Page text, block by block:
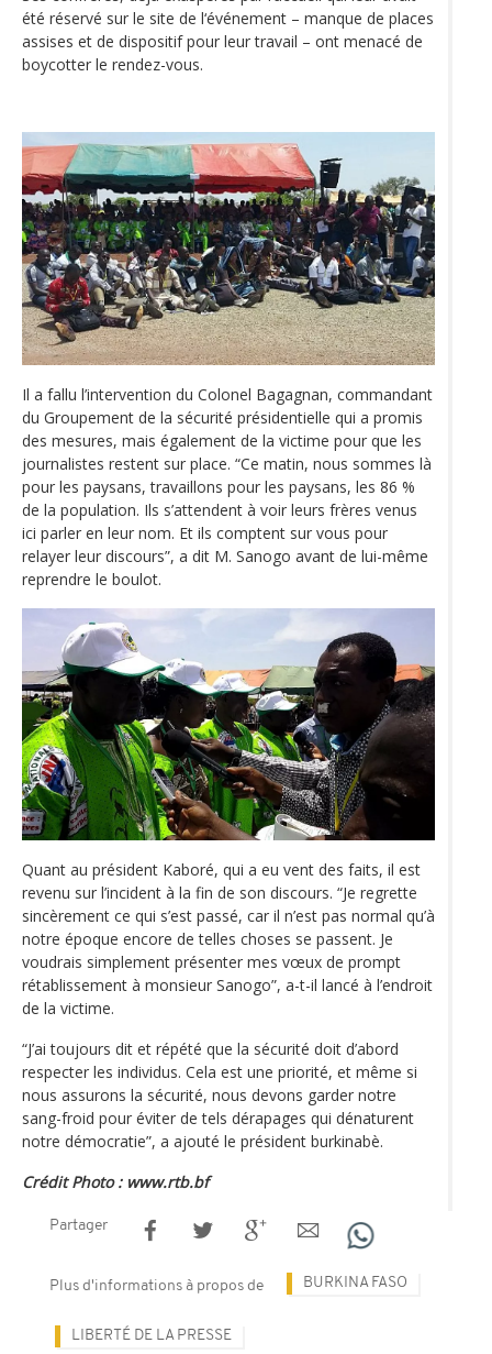
été réservé sur le site de l‘événement – manque de places
assises et de dispositif pour leur travail – ont menacé de
boycotter le rendez-vous.
Il a fallu l’intervention du Colonel Bagagnan, commandant
du Groupement de la sécurité présidentielle qui a promis
des mesures, mais également de la victime pour que les
journalistes restent sur place. “Ce matin, nous sommes là
pour les paysans, travaillons pour les paysans, les 86 %
de la population. Ils s’attendent à voir leurs frères venus
ici parler en leur nom. Et ils comptent sur vous pour
relayer leur discours”, a dit M. Sanogo avant de lui-même
reprendre le boulot.
Quant au président Kaboré, qui a eu vent des faits, il est
revenu sur l’incident à la fin de son discours. “Je regrette
sincèrement ce qui s’est passé, car il n’est pas normal qu’à
notre époque encore de telles choses se passent. Je
voudrais simplement présenter mes vœux de prompt
rétablissement à monsieur Sanogo”, a-t-il lancé à l’endroit
de la victime.
“J’ai toujours dit et répété que la sécurité doit d’abord
respecter les individus. Cela est une priorité, et même si
nous assurons la sécurité, nous devons garder notre
sang-froid pour éviter de tels dérapages qui dénaturent
notre démocratie”, a ajouté le président burkinabè.
Crédit Photo : www.rtb.bf
Partager
Plus d'informations à propos de BURKINA FASO
LIBERTÉ DE LA PRESSE